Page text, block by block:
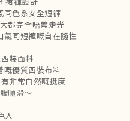
同色系安全短褲
都完全唔驚走光
氣同短褲嘅自在隨性
裝面料
嘅優質西裝布料
非常自然嘅挺度
順滑～
入